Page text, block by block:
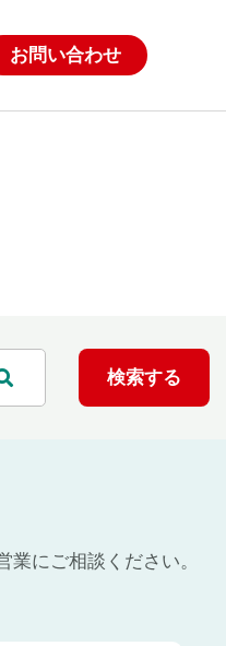
お問い合わせ
にご相談ください。